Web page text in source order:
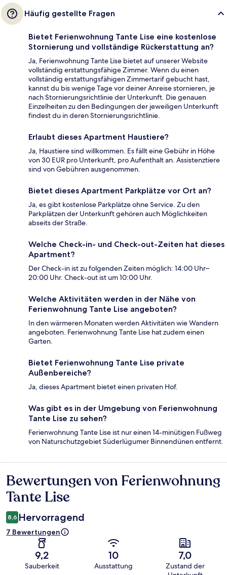
Häufig gestellte Fragen
Bietet Ferienwohnung Tante Lise eine kostenlose
Stornierung und vollständige Rückerstattung an?
Ja, Ferienwohnung Tante Lise bietet auf unserer Website
vollständig erstattungsfähige Zimmer. Wenn du einen
vollständig erstattungsfähigen Zimmertarif gebucht hast,
kannst du bis wenige Tage vor deiner Anreise stornieren, je
nach Stornierungsrichtlinie der Unterkunft. Die genauen
Einzelheiten zu den Bedingungen der jeweiligen Unterkunft
findest du in deren Stornierungsrichtlinie.
Erlaubt dieses Apartment Haustiere?
Ja, Haustiere sind willkommen. Es fällt eine Gebühr in Höhe
von 30 EUR pro Unterkunft, pro Aufenthalt an. Assistenztiere
sind von Gebühren ausgenommen.
Bietet dieses Apartment Parkplätze vor Ort an?
Ja, es gibt kostenlose Parkplätze ohne Service. Zu den
Parkplätzen der Unterkunft gehören auch Möglichkeiten
abseits der Straße.
Welche Check-in- und Check-out-Zeiten hat dieses
Apartment?
Der Check-in ist zu folgenden Zeiten möglich: 14:00 Uhr–
20:00 Uhr. Check-out ist um 10:00 Uhr.
Welche Aktivitäten werden in der Nähe von
Ferienwohnung Tante Lise angeboten?
In den wärmeren Monaten werden Aktivitäten wie Wandern
angeboten. Ferienwohnung Tante Lise hat zudem einen
Garten.
Bietet Ferienwohnung Tante Lise private
Außenbereiche?
Ja, dieses Apartment bietet einen privaten Hof.
Was gibt es in der Umgebung von Ferienwohnung
Tante Lise zu sehen?
Ferienwohnung Tante Lise ist nur einen 14-minütigen Fußweg
von Naturschutzgebiet Süderlügumer Binnendünen entfernt.
Bewertungen
Bewertungen von Ferienwohnung
Tante Lise
8,6 Hervorragend
7 Bewertungen
9,2
Sauberkeit
10
Ausstattung
7,0
Zustand der